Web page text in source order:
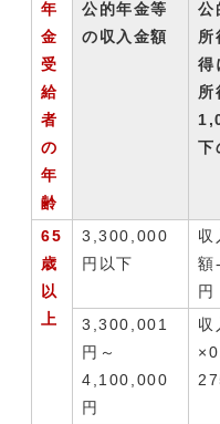
年
金
受
給
者
の
年
齢
公的年金等
の収入金額
公
所
得
所
下
65
歳
以
上
3,300,000
円以下
収
額
円
3,300,001
円～
4,100,000
円
収